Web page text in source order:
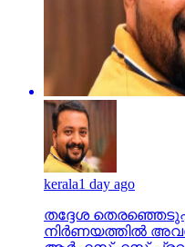
kerala1 day ago
തദ്ദേശ
നിര്‍ണയത്തില്‍